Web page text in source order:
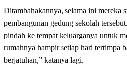
Ditambahakannya, selama ini mereka
pembangunan gedung sekolah
pindah ke tempat keluarganya untuk
rumahnya hampir setiap hari tertimpa
berjatuhan,” katanya lagi.